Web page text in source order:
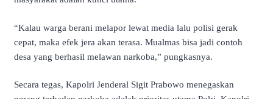
“Kalau warga berani melapor lewat media lalu polisi gerak
cepat, maka efek jera akan terasa. Mualmas bisa jadi contoh
desa yang berhasil melawan narkoba,” pungkasnya.
Secara tegas, Kapolri Jenderal Sigit Prabowo menegaskan